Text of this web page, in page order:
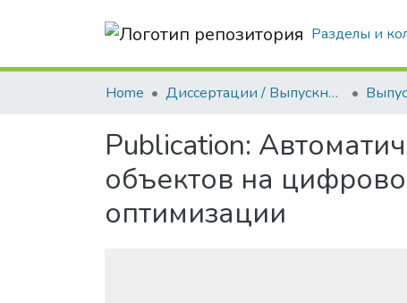
Разделы и
Home Диссертации / Выпускные квалификационные работы
Publication:
объектов на
оптимизации